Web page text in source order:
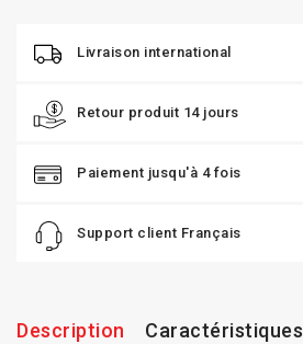
Livraison international
Retour produit 14 jours
Paiement jusqu'à 4 fois
Support client Français
Description Caractéristiques